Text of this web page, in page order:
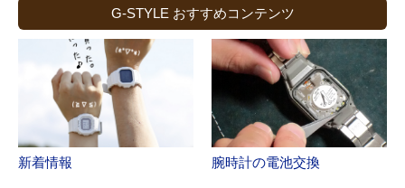
G-STYLE おすすめコンテンツ
新着情報 腕時計の電池交換